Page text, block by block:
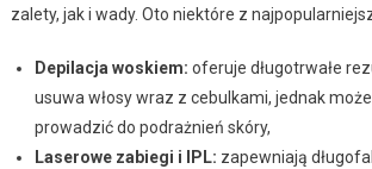
zalety, jak i wady. Oto niektóre z
Depilacja woskiem: oferuje długotrwałe
usuwa włosy wraz z cebulkami, jednak
prowadzić do podrażnień skóry,
Laserowe zabiegi i IPL: zapewniają